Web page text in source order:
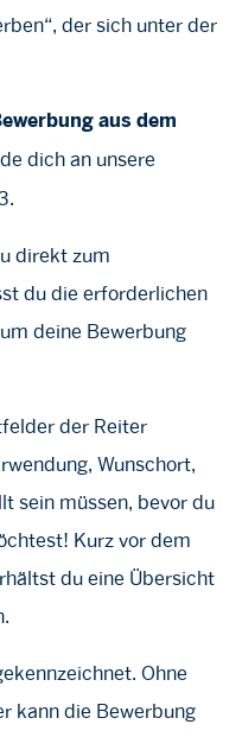
der sich unter der
aus dem
dich an unsere
direkt zum
du die erforderlichen
deine Bewerbung
der Reiter
Wunschort,
sein müssen, bevor du
Kurz vor dem
du eine Übersicht
Ohne
kann die Bewerbung